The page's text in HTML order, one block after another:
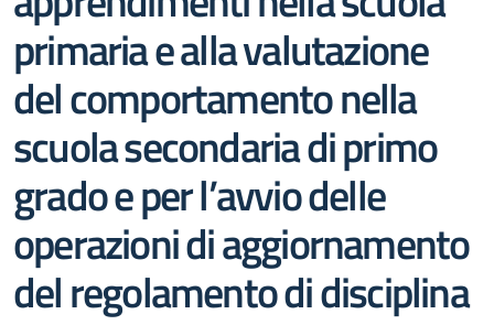
primaria e alla valutazione
del comportamento nella
scuola secondaria di primo
grado e per l’avvio delle
operazioni di aggiornamento
del regolamento di disciplina